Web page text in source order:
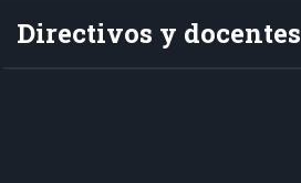
Directivos y docentes